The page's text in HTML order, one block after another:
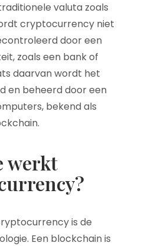
valuta zoals
cryptocurrency niet
door een
zoals een bank of
daarvan wordt het
en beheerd door een
bekend als
werkt
is de
Een blockchain is